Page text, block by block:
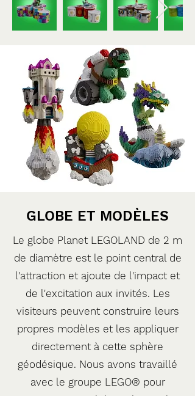
GLOBE ET MODÈLES
Le globe Planet LEGOLAND de 2 m
de diamètre est le point central de
l'attraction et ajoute de l'impact et
de l'excitation aux invités. Les
visiteurs peuvent construire leurs
propres modèles et les appliquer
directement à cette sphère
géodésique. Nous avons travaillé
avec le groupe LEGO® pour